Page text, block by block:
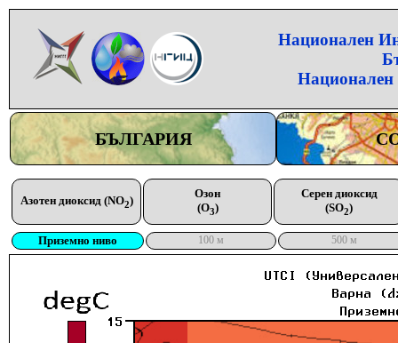
Национален
Национален
БЪЛГАРИЯ
Азотен диоксид (NO2)
Озон
(O3)
Серен диоксид
(SO2)
Приземно ниво 100 м 500 м